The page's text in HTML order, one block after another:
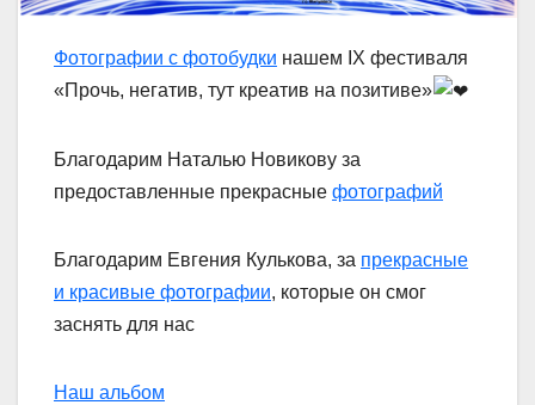
Фотографии с фотобудки нашем IX фестиваля
«Прочь, негатив, тут креатив на позитиве»
Благодарим Наталью Новикову за
предоставленные прекрасные фотографий
Благодарим Евгения Кулькова, за прекрасные
и красивые фотографии, которые он смог
заснять для нас
Наш альбом